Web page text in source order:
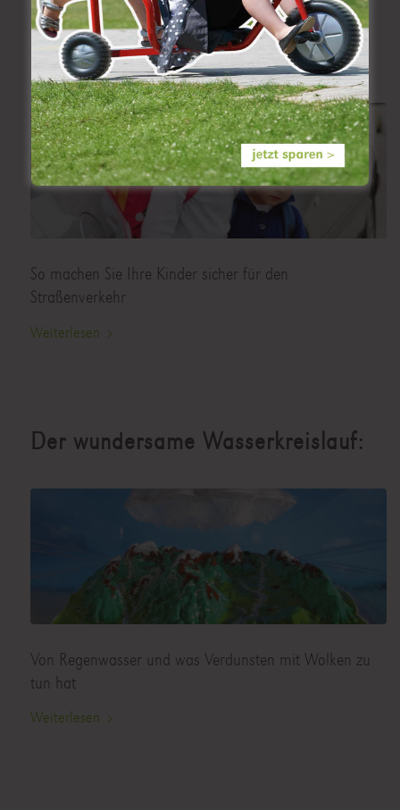
Verkehrserziehung in Kindergarten
und Schule:
So machen Sie Ihre Kinder sicher für den
Straßenverkehr
Weiterlesen
Der wundersame Wasserkreislauf:
Von Regenwasser und was Verdunsten mit Wolken zu
tun hat
Weiterlesen